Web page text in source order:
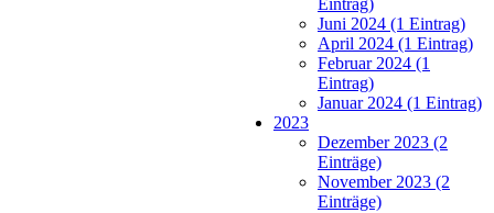
Eintrag)
Juni 2024 (1 Eintrag)
April 2024 (1 Eintrag)
Februar 2024 (1
Eintrag)
Januar 2024 (1 Eintrag)
2023
Dezember 2023 (2
Einträge)
November 2023 (2
Einträge)